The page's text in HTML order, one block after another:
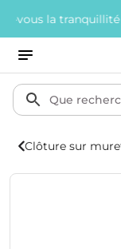
la tranquillité
Clôture sur